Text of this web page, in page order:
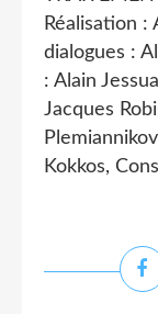
Réalisation :
dialogues :
: Alain
Jacques
Kokkos,